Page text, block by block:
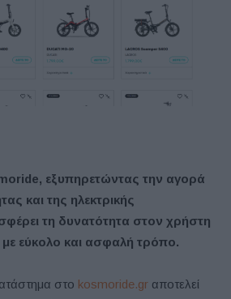
εξυπηρετώντας την αγορά
και της ηλεκτρικής
τη δυνατότητα στον χρήστη
εύκολο και ασφαλή τρόπο.
στο kosmoride.gr αποτελεί